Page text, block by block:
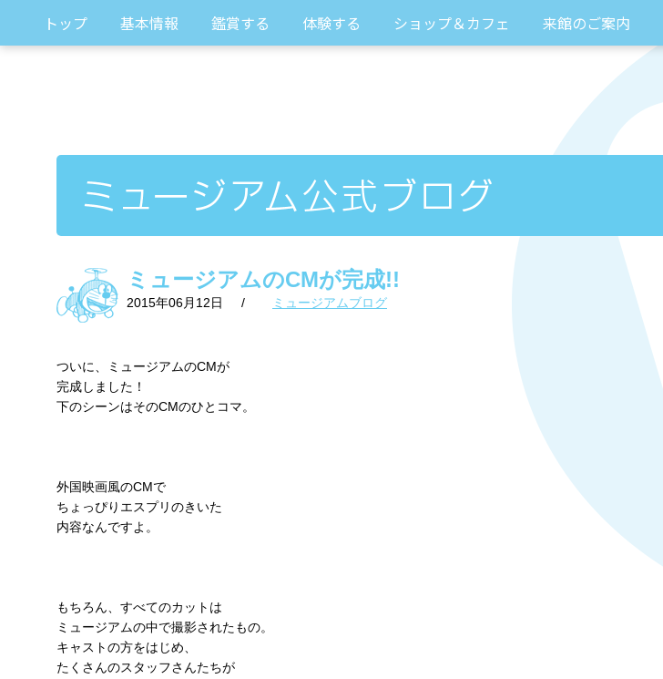
トップ 基本情報 鑑賞する 体験する ショップ＆カフェ 来館のご案内
ミュージアムのCMが完成!!
2015年06月12日 / ミュージアムブログ
ついに、ミュージアムのCMが
完成しました！
下のシーンはそのCMのひとコマ。
外国映画風のCMで
ちょっぴりエスプリのきいた
内容なんですよ。
もちろん、すべてのカットは
ミュージアムの中で撮影されたもの。
キャストの方をはじめ、
たくさんのスタッフさんたちが